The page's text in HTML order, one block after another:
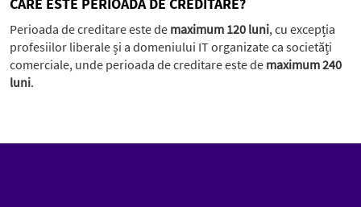
CARE ESTE PERIOADA DE CREDITARE?
Perioada de creditare este de maximum 120 luni, cu excepția
profesiilor liberale și a domeniului IT organizate ca societăți
comerciale, unde perioada de creditare este de maximum 240
luni.